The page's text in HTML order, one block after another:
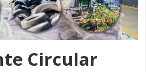
Circular